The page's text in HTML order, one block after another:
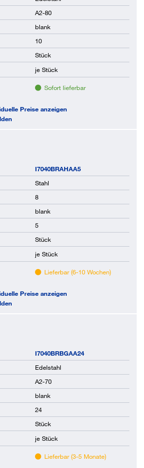
A2-80
blank
10
Stück
je Stück
Sofort lieferbar
Preise anzeigen
I7040BRAHAA5
Stahl
8
blank
5
Stück
je Stück
Lieferbar (6-10 Wochen)
Preise anzeigen
I7040BRBGAA24
Edelstahl
A2-70
blank
24
Stück
je Stück
Lieferbar (3-5 Monate)